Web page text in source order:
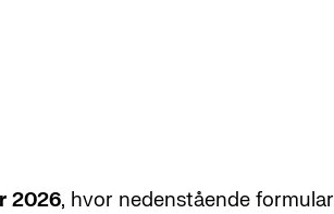
2026, hvor nedenstående formular